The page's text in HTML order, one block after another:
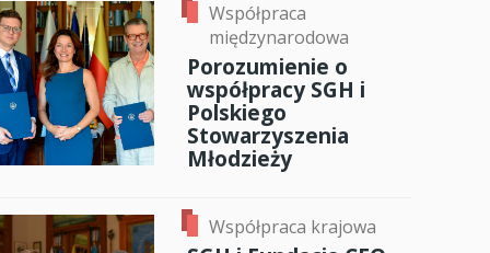
SGH
SGH
Współpraca
międzynarodowa
Porozumienie o
współpracy SGH i
Polskiego
Stowarzyszenia
Młodzieży
Współpraca krajowa